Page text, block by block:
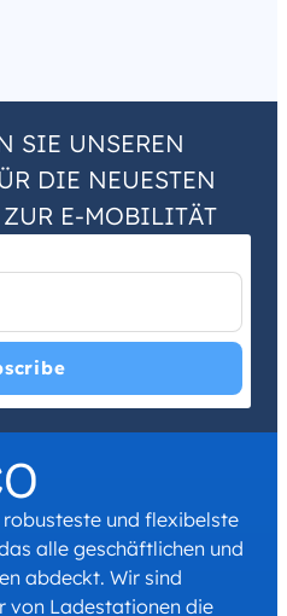
SIE UNSEREN
DIE NEUESTEN
E-MOBILITÄT
thePrivacy PolicyandTerms and
und flexibelste
alle geschäftlichen und
abdeckt. Wir sind
von Ladestationen die